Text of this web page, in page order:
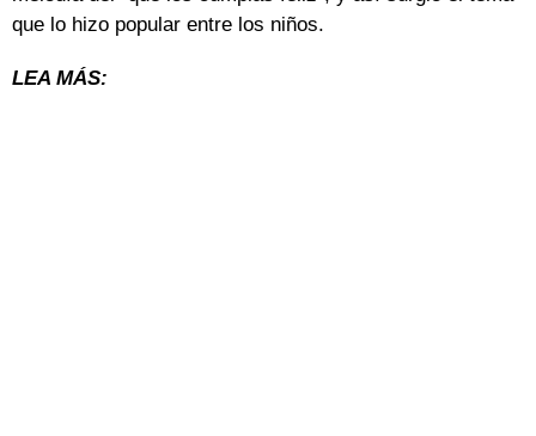
que lo hizo popular entre los niños.
LEA MÁS: